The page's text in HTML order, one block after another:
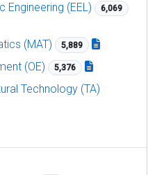
Engineering (EEL) 6,069
(MAT) 5,889
(OE) 5,376
Technology (TA)